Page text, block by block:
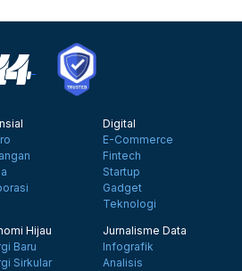
Digital
E-Commerce
Fintech
Startup
Gadget
Teknologi
Hijau
Baru
Sirkular
Jurnalisme Data
Infografik
Analisis